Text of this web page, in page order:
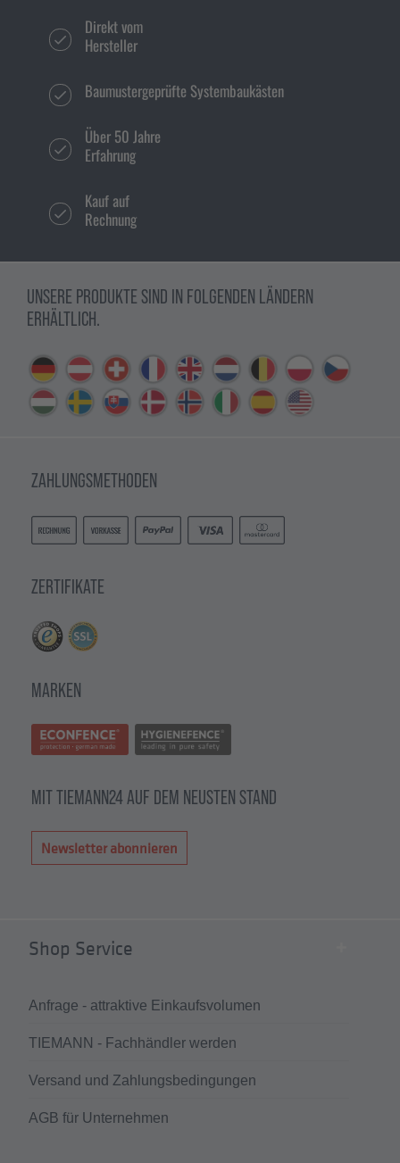
Direkt vom
Hersteller
Baumustergeprüfte Systembaukästen
Über 50 Jahre
Erfahrung
Kauf auf
Rechnung
UNSERE PRODUKTE SIND IN FOLGENDEN LÄNDERN
ERHÄLTLICH.
ZAHLUNGSMETHODEN
ZERTIFIKATE
MARKEN
MIT TIEMANN24 AUF DEM NEUSTEN STAND
Newsletter abonnieren
Shop Service
Anfrage - attraktive Einkaufsvolumen
TIEMANN - Fachhändler werden
Versand und Zahlungsbedingungen
AGB für Unternehmen